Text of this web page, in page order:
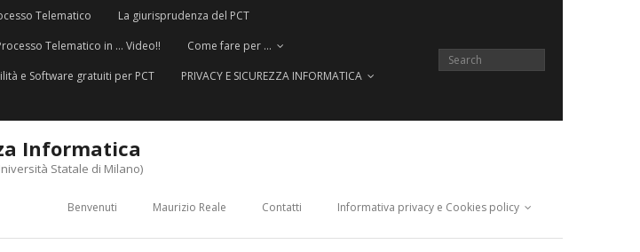
Telematico
La giurisprudenza del PCT
Telematico in … Video!!
Come fare per …
e Software gratuiti per PCT
PRIVACY E SICUREZZA INFORMATICA
Informatica
Statale di Milano)
Benvenuti Maurizio Reale Contatti Informativa privacy e Cookies policy